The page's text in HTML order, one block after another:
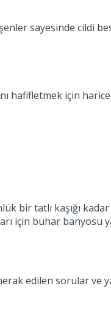
sayesinde cildi
hafifletmek için
tatlı kaşığı
için buhar banyosu
edilen sorular ve